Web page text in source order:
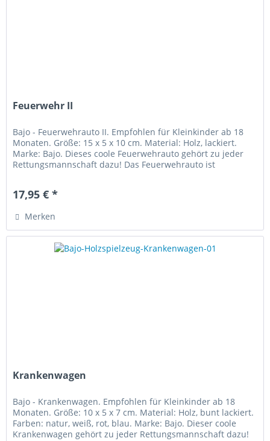
Feuerwehr II
Bajo - Feuerwehrauto II. Empfohlen für Kleinkinder ab 18
Monaten. Größe: 15 x 5 x 10 cm. Material: Holz, lackiert.
Marke: Bajo. Dieses coole Feuerwehrauto gehört zu jeder
Rettungsmannschaft dazu! Das Feuerwehrauto ist
17,95 € *
Merken
Krankenwagen
Bajo - Krankenwagen. Empfohlen für Kleinkinder ab 18
Monaten. Größe: 10 x 5 x 7 cm. Material: Holz, bunt lackiert.
Farben: natur, weiß, rot, blau. Marke: Bajo. Dieser coole
Krankenwagen gehört zu jeder Rettungsmannschaft dazu!